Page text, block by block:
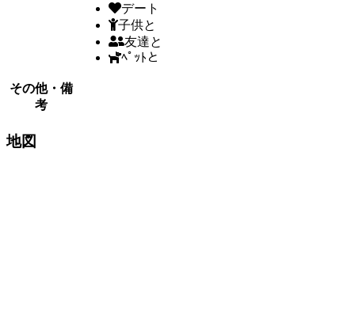
デート
子供と
友達と
ﾍﾟｯﾄと
その他・備
考
地図